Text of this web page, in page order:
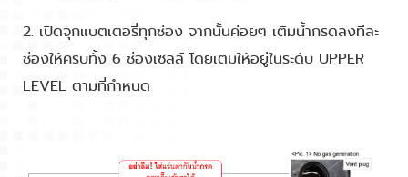
2. เปิดจุกแบตเตอรี่ทุกช่อง จากนั้นค่อยๆ เติมน้ำกรดลงทีละ
ช่องให้ครบทั้ง 6 ช่องเซลล์ โดยเติมให้อยู่ในระดับ UPPER
LEVEL ตามที่กำหนด